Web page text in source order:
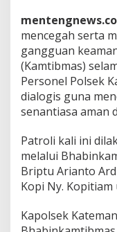
l
o
g
i
s
G
u
n
M
e
n
c
i
t
a
mencegah serta
gangguan
(Kamtibmas)
Personel Polsek
dialogis guna
senantiasa aman
Patroli kali ini
melalui
Briptu Arianto
Kopi Ny.
Kapolsek